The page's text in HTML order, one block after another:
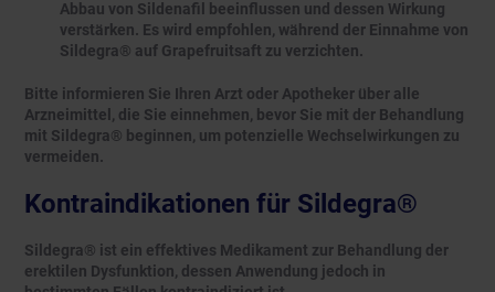
Abbau von Sildenafil beeinflussen und dessen Wirkung
verstärken. Es wird empfohlen, während der Einnahme von
Sildegra® auf Grapefruitsaft zu verzichten.
Bitte informieren Sie Ihren Arzt oder Apotheker über alle
Arzneimittel, die Sie einnehmen, bevor Sie mit der Behandlung
mit Sildegra® beginnen, um potenzielle Wechselwirkungen zu
vermeiden.
Kontraindikationen für Sildegra®
Sildegra® ist ein effektives Medikament zur Behandlung der
erektilen Dysfunktion, dessen Anwendung jedoch in